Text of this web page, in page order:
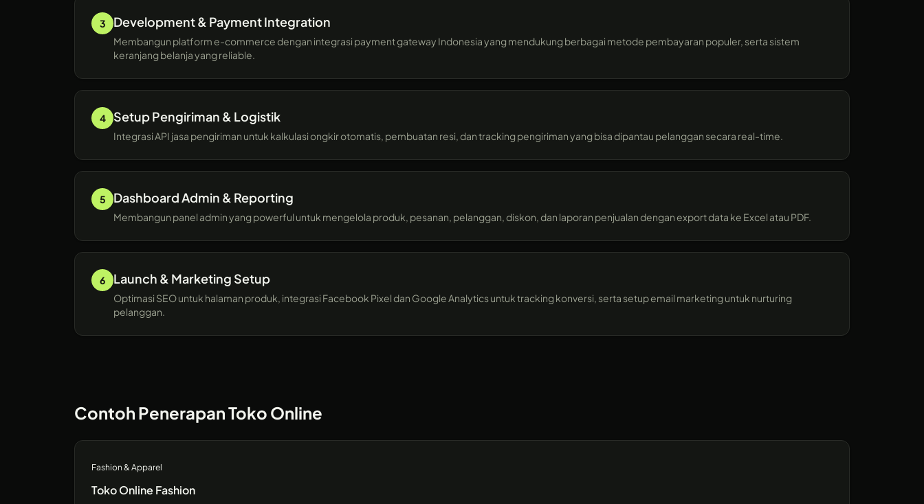
3 Development & Payment Integration
Membangun platform e-commerce dengan integrasi payment gateway Indonesia yang mendukung berbagai metode pembayaran populer, serta sistem
keranjang belanja yang reliable.
4 Setup Pengiriman & Logistik
Integrasi API jasa pengiriman untuk kalkulasi ongkir otomatis, pembuatan resi, dan tracking pengiriman yang bisa dipantau pelanggan secara real-time.
5 Dashboard Admin & Reporting
Membangun panel admin yang powerful untuk mengelola produk, pesanan, pelanggan, diskon, dan laporan penjualan dengan export data ke Excel atau PDF.
6 Launch & Marketing Setup
Optimasi SEO untuk halaman produk, integrasi Facebook Pixel dan Google Analytics untuk tracking konversi, serta setup email marketing untuk nurturing
pelanggan.
Contoh Penerapan Toko Online
Fashion & Apparel
Toko Online Fashion